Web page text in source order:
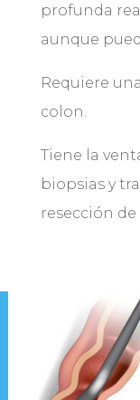
profunda
aunque
Requiere
colon.
Tiene la
biopsias y
resección